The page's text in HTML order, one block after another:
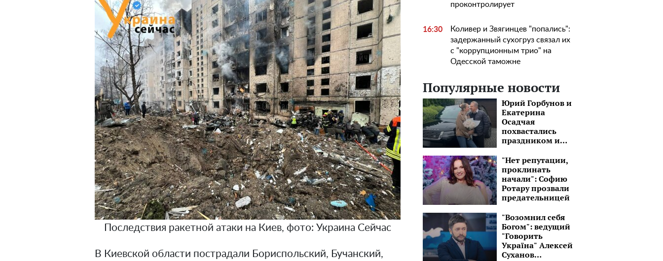
Последствия ракетной атаки на Киев, фото: Украина Сейчас
В Киевской области пострадали Бориспольский, Бучанский,
проконтролирует
16:30
Коливер и Звягинцев "попались":
задержанный сухогруз связал их
с "коррупционным трио" на
Одесской таможне
Популярные новости
Юрий Горбунов и
Екатерина
Осадчая
похвастались
праздником и
черным авто:
"Завтра снова в
путь!"
"Нет репутации,
проклинать
начали": Софию
Ротару прозвали
предательницей
"Возомнил себя
Богом": ведущий
"Говорить
Україна" Алексей
Суханов